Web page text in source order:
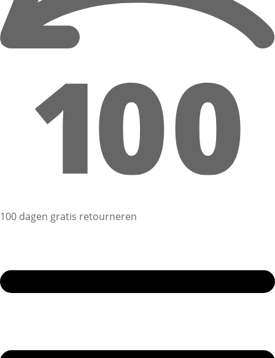
100 dagen gratis retourneren